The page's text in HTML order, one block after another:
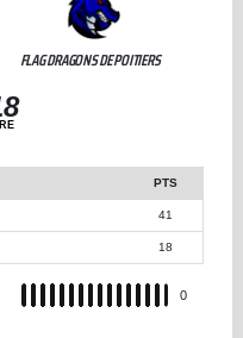
FLAG DRAGONS DE POITIERS
PTS
41
18
0